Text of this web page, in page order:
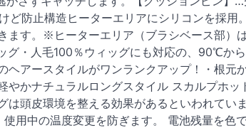
防止構造ヒーターエリアにシリコンを採用
ます。※ヒーターエリア（ブラシベース部）
グ・人毛100％ウィッグにも対応の、90℃か
アースタイルがワンランクアップ！・根元
かナチュラルロングスタイル スカルプホッ
頭皮環境を整える効果があるといわれてい
用中の温度変更を防ぎます。 電池残量を色